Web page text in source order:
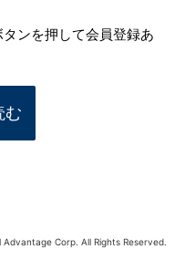
ンを押して会員登録あ
む
Corp. All Rights Reserved.